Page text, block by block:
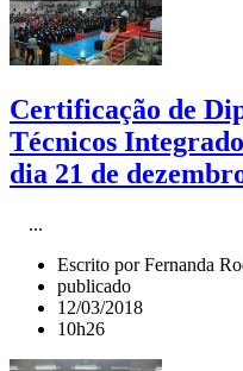
Certificação de
Técnicos
dia 21 de
...
Escrito por Fernanda
publicado
12/03/2018
10h26